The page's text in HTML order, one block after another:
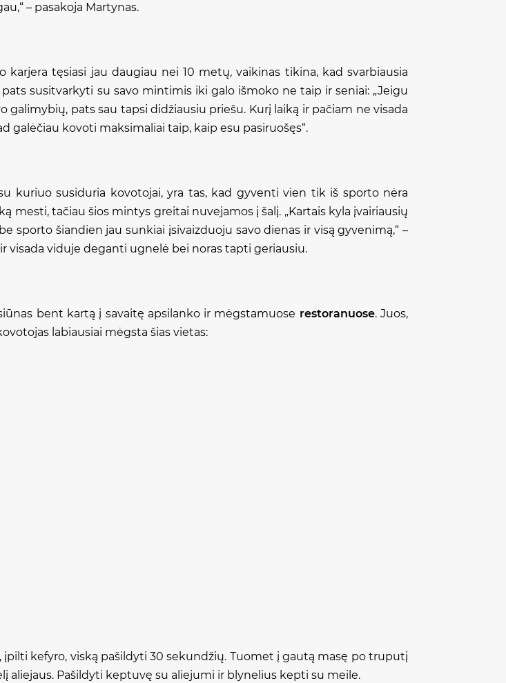
– pasakoja Martynas.
tęsiasi jau daugiau nei 10 metų, vaikinas tikina, kad svarbiausia
susitvarkyti su savo mintimis iki galo išmoko ne taip ir seniai: „Jeigu
pats sau tapsi didžiausiu priešu. Kurį laiką ir pačiam ne visada
galėčiau kovoti maksimaliai taip, kaip esu pasiruošęs“.
kuriuo susiduria kovotojai, yra tas, kad gyventi vien tik iš sporto nėra
mesti, tačiau šios mintys greitai nuvejamos į šalį. „Kartais kyla įvairiausių
sporto šiandien jau sunkiai įsivaizduoju savo dienas ir visą gyvenimą,“ –
visada viduje deganti ugnelė bei noras tapti geriausiu.
bent kartą į savaitę apsilanko ir mėgstamuose restoranuose. Juos,
labiausiai mėgsta šias vietas:
kefyro, viską pašildyti 30 sekundžių. Tuomet į gautą masę po truputį
aliejaus. Pašildyti keptuvę su aliejumi ir blynelius kepti su meile.